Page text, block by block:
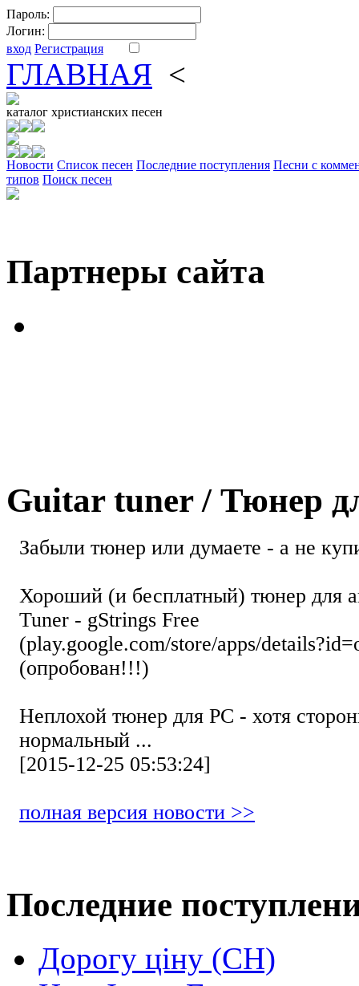
Пароль:
Логин:
вход Регистрация
ГЛАВНАЯ <
каталог христианских песен
Новости Cписок песен Последние поступления Песни с
типов Поиск песен
Партнеры сайта
Guitar tuner / Тюнер
Забыли тюнер или думаете - а не
Хороший (и бесплатный) тюнер для
Tuner - gStrings Free
(play.google.com/store/apps/
(опробован!!!)
Неплохой тюнер для РС - хотя
нормальный ...
[2015-12-25 05:53:24]
полная версия новости >>
Последние
Дорогу ціну (СН)